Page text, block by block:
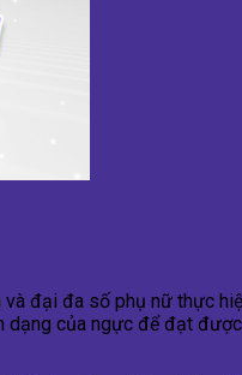
đại đa số phụ nữ thực
của ngực để đạt